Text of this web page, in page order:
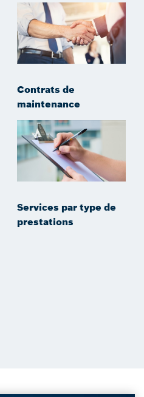
Contrats de
maintenance
Services par type de
prestations